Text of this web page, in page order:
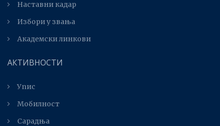
Наставни кадар
Избори у звања
Академски линкови
АКТИВНОСТИ
Упис
Мобилност
Сарадња